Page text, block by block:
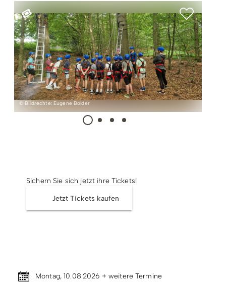
Wandern
Radfahren
Tourenportal
Tourist-Information
© Bildrechte: Eugene Bolder
Sichern Sie sich jetzt ihre Tickets!
Jetzt Tickets kaufen
Montag, 10.08.2026 + weitere Termine